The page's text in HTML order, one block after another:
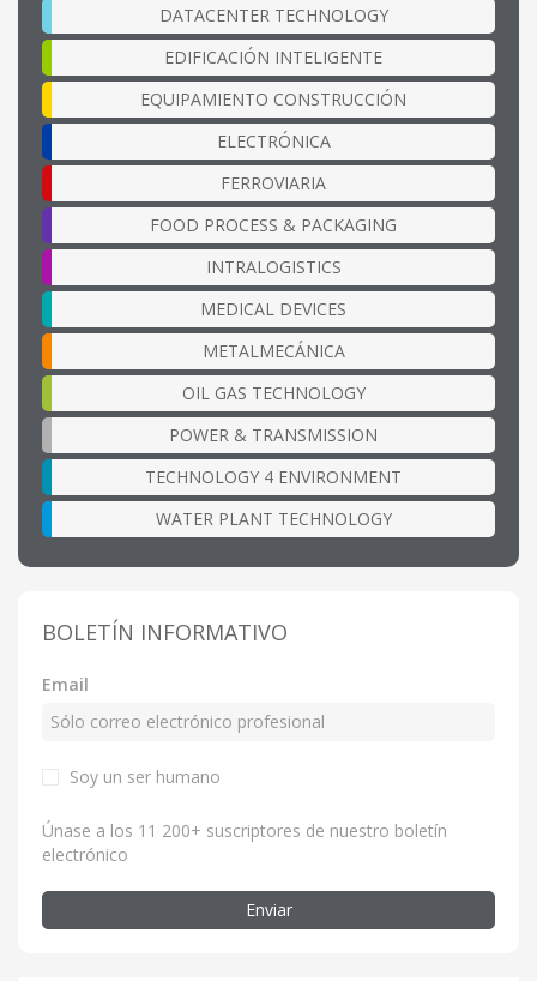
DATACENTER TECHNOLOGY
EDIFICACIÓN INTELIGENTE
EQUIPAMIENTO CONSTRUCCIÓN
ELECTRÓNICA
FERROVIARIA
FOOD PROCESS & PACKAGING
INTRALOGISTICS
MEDICAL DEVICES
METALMECÁNICA
OIL GAS TECHNOLOGY
POWER & TRANSMISSION
TECHNOLOGY 4 ENVIRONMENT
WATER PLANT TECHNOLOGY
BOLETÍN INFORMATIVO
Email
Soy un ser humano
Únase a los 11 200+ suscriptores de nuestro boletín
electrónico
Enviar